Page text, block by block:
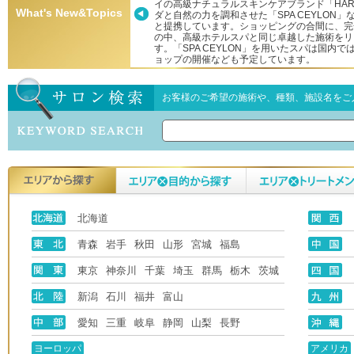
What's New&Topics
イの高級ナチュラルスキンケアブランド「
ダと自然の力を調和させた「SPA CEYLON」
と提携しています。ショッピングの合間に、
の中、高級ホテルスパと同じ卓越した施術を
す。「SPA CEYLON」を用いたスパは国内で
ョップの開催なども予定しています。
お客様のご希望の施術や、種類、施設名を
北海道
青森 岩手 秋田 山形 宮城 福島
東京 神奈川 千葉 埼玉 群馬 栃木 茨城
新潟 石川 福井 富山
愛知 三重 岐阜 静岡 山梨 長野
ヨーロッパ アメリカ